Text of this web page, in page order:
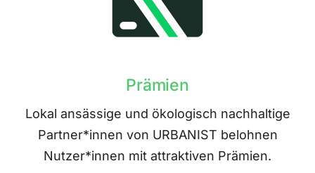
Prämien
Lokal ansässige und ökologisch nachhaltige
Partner*innen von URBANIST belohnen
Nutzer*innen mit attraktiven Prämien.